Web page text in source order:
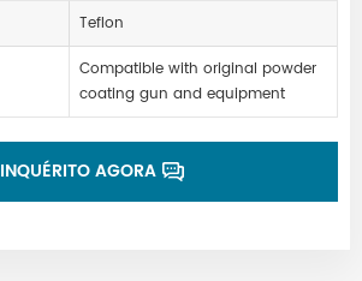
Teflon
Compatible with original powder
coating gun and equipment
INQUÉRITO AGORA